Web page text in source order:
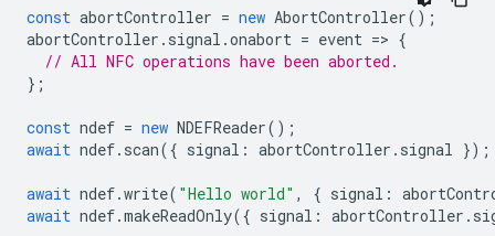
const abortController = new AbortController();
abortController . signal .onabort = event => {
// All NFC operations have been aborted.
};
const ndef = new NDEFReader();
await ndef. scan({ signal : abortController . signal });
await ndef.write( "Hello world" , { signal :
await ndef.makeReadOnly({ signal : abortController .